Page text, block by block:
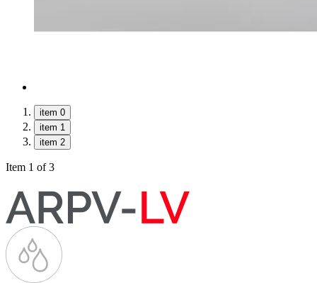
item 0
item 1
item 2
Item 1 of 3